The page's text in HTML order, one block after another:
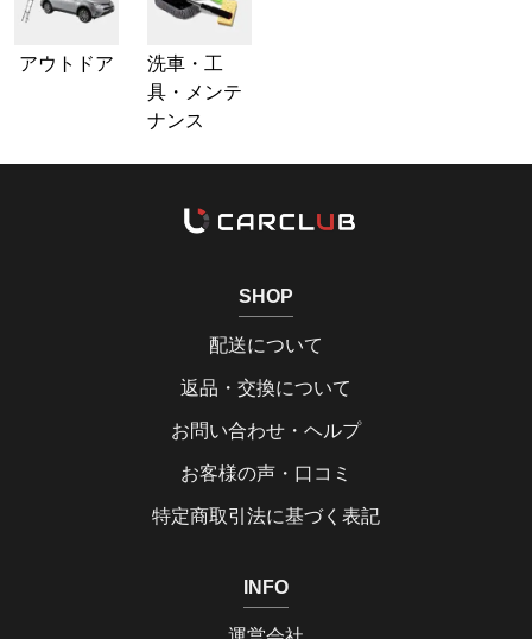
アウトドア
洗車・工
具・メンテ
ナンス
SHOP
配送について
返品・交換について
お問い合わせ・ヘルプ
お客様の声・口コミ
特定商取引法に基づく表記
INFO